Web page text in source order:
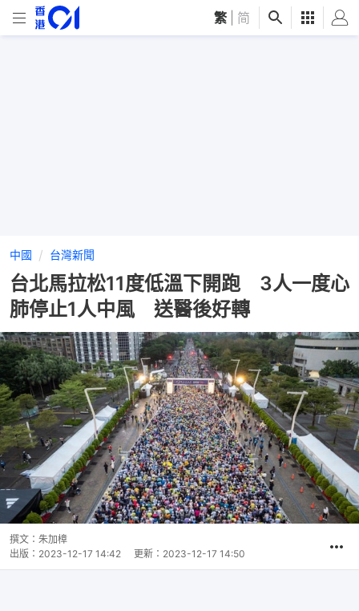
繁 简
中國 台灣新聞
台北馬拉松11度低溫下開跑 3人一度心
肺停止1人中風 送醫後好轉
撰文： 朱加樟
出版： 2023-12-17 14:42 更新： 2023-12-17 14:50